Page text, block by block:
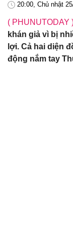
20:00, Chủ nhật
( PHUNUTODAY
khán giả vì bị
lợi. Cả hai diện
động nắm tay